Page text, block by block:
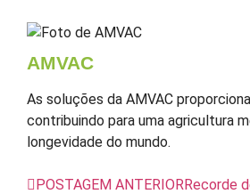
AMVAC
As soluções da AMVAC
contribuindo para uma agricultura
longevidade do mundo.
POSTAGEM ANTERIORRecorde